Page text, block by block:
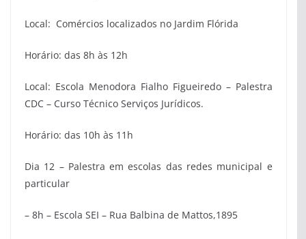
Local: Comércios localizados no Jardim Flórida
Horário: das 8h às 12h
Local: Escola Menodora Fialho Figueiredo – Palestra
CDC – Curso Técnico Serviços Jurídicos.
Horário: das 10h às 11h
Dia 12 – Palestra em escolas das redes municipal e
particular
– 8h – Escola SEI – Rua Balbina de Mattos,1895